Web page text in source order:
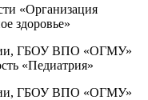
«Организация
здоровье»
ГБОУ ВПО «ОГМУ»
«Педиатрия»
ГБОУ ВПО «ОГМУ»